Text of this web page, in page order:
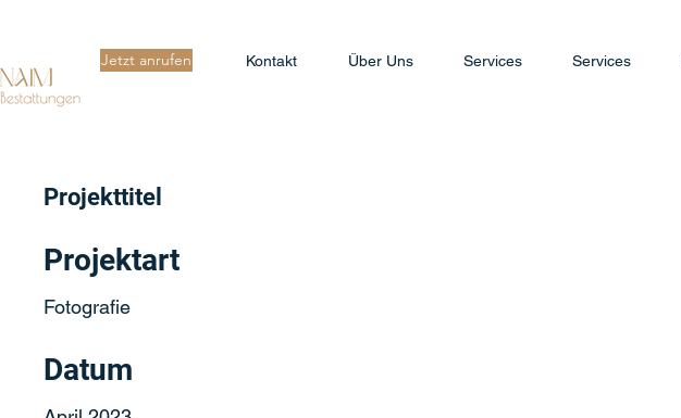
Jetzt anrufen Kontakt Über Uns Services Services
Projekttitel
Projektart
Fotografie
Datum